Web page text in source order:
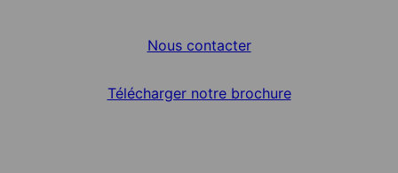
Nous contacter
Télécharger notre brochure